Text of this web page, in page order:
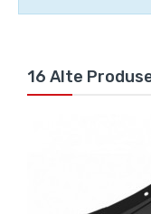
16 Alte